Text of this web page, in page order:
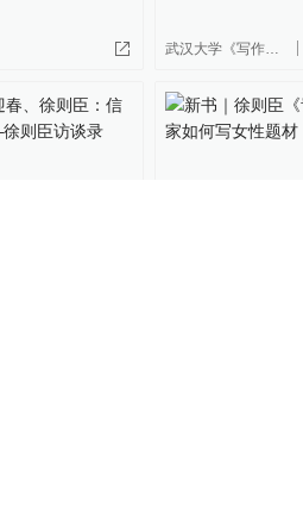
武汉大学《写作》杂志社